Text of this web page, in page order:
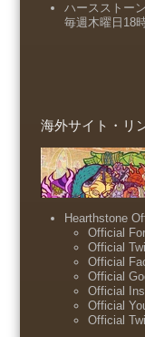
ハースストー
毎週木曜日18
海外サイト・リ
Hearthstone
Official
Official
Official
Official
Official
Official
Official